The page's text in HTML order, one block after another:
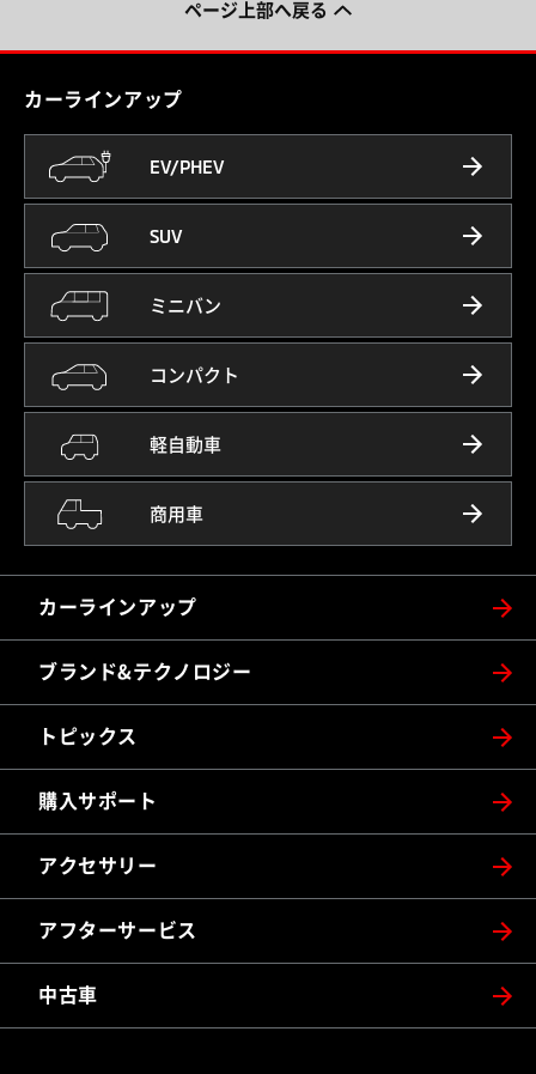
ページ上部へ戻る
カーラインアップ
EV/PHEV
SUV
ミニバン
コンパクト
軽自動車
商用車
カーラインアップ
ブランド&テクノロジー
トピックス
購入サポート
アクセサリー
アフターサービス
中古車